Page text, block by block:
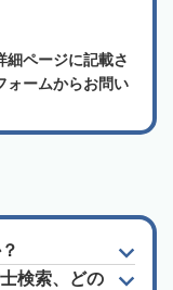
細ページに記載さ
ォームからお問い
検索、どの